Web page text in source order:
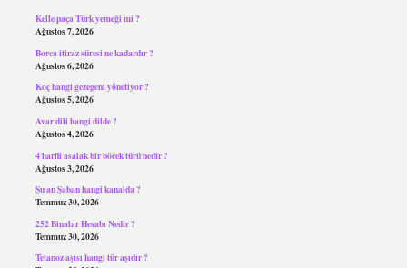
Kelle paça Türk yemeği mi ?
Ağustos 7, 2026
Borca itiraz süresi ne kadardır ?
Ağustos 6, 2026
Koç hangi gezegeni yönetiyor ?
Ağustos 5, 2026
Avar dili hangi dilde ?
Ağustos 4, 2026
4 harfli asalak bir böcek türü nedir ?
Ağustos 3, 2026
Şu an Şaban hangi kanalda ?
Temmuz 30, 2026
252 Binalar Hesabı Nedir ?
Temmuz 30, 2026
Tetanoz aşısı hangi tür aşıdır ?